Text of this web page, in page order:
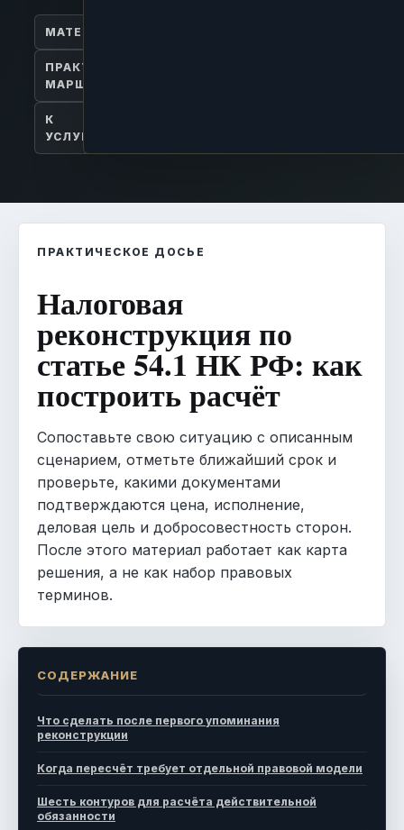
МАТЕРИАЛ
ПРАКТИЧЕСКИЙ
МАРШРУТ
К
УСЛУГЕ
ПРАКТИЧЕСКОЕ ДОСЬЕ
Налоговая
реконструкция по
статье 54.1 НК РФ: как
построить расчёт
Сопоставьте свою ситуацию с описанным
сценарием, отметьте ближайший срок и
проверьте, какими документами
подтверждаются цена, исполнение,
деловая цель и добросовестность сторон.
После этого материал работает как карта
решения, а не как набор правовых
терминов.
СОДЕРЖАНИЕ
Что сделать после первого упоминания
реконструкции
Когда пересчёт требует отдельной правовой модели
Шесть контуров для расчёта действительной
обязанности